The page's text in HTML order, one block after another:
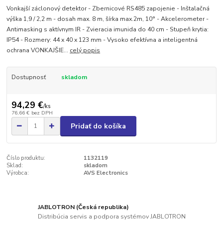
Vonkajší záclonový detektor - Zbernicové RS485 zapojenie - Inštalačná
výška 1,9 / 2,2 m - dosah max. 8 m, šírka max.2m, 10° - Akcelerometer -
Antimasking s aktívnym IR - Zvieracia imunida do 40 cm - Stupeň krytia:
IP54 - Rozmery: 44 x 40 x 123 mm - Vysoko efektívna a inteligentná
ochrana VONKAJŠIE... celý popis
Dostupnosť skladom
94,29 €/ks
76,66 € bez DPH
Pridať do košíka
Číslo produktu:
1132119
Sklad:
skladom
Výrobca:
AVS Electronics
JABLOTRON (Česká republika)
Distribúcia servis a podpora systémov JABLOTRON